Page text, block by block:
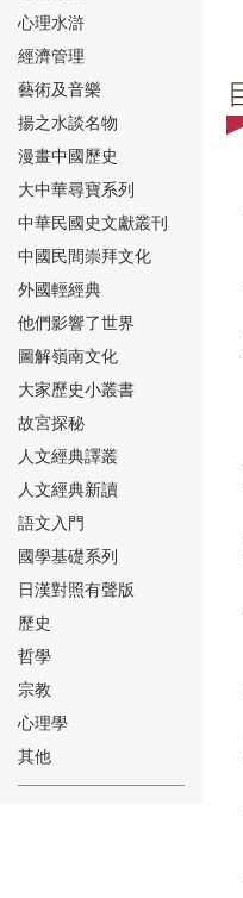
⑮
⑯
⑰
⑱
心理水滸
經濟管理
藝術及音樂
揚之水談名物
漫畫中國歷史
大中華尋寶系列
中華民國史文獻叢刊
中國民間崇拜文化
外國輕經典
他們影響了世界
圖解嶺南文化
大家歷史小叢書
故宮探秘
人文經典譯叢
人文經典新讀
語文入門
國學基礎系列
日漢對照有聲版
歷史
哲學
宗教
心理學
其他